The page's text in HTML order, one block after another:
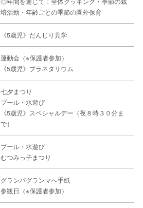
培活動・年齢ごとの季節の園外保育
《5歳児》だんじり見学
運動会（※保護者参加）
《5歳児》プラネタリウム
七夕まつり
プール・水遊び
《5歳児》スペシャルデー（夜８時３０分ま
で）
プール・水遊び
むつみっ子まつり
グランパグランマへ手紙
参観日（※保護者参加）